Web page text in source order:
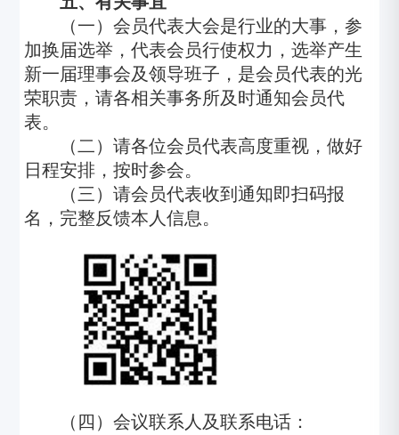
（一）会员代表大会是行业的大事，参
加换届选举，代表会员行使权力，选举产生
新一届理事会及领导班子，是会员代表的光
荣职责，请各相关事务所及时通知会员代
表。
（二）请各位会员代表高度重视，做好
日程安排，按时参会。
（三）请会员代表收到通知即扫码报
名，完整反馈本人信息。
（四）会议联系人及联系电话：